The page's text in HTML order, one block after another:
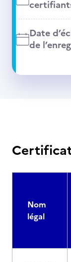
Date
de
Nom
légal